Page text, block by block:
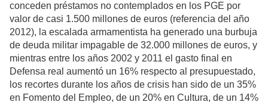
conceden préstamos no contemplados en los PGE por
valor de casi 1.500 millones de euros (referencia del año
2012), la escalada armamentista ha generado una burbuja
de deuda militar impagable de 32.000 millones de euros, y
mientras entre los años 2002 y 2011 el gasto final en
Defensa real aumentó un 16% respecto al presupuestado,
los recortes durante los años de crisis han sido de un 35%
en Fomento del Empleo, de un 20% en Cultura, de un 14%